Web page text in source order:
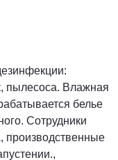
пылесоса. Влажная
белье
Сотрудники
производственные